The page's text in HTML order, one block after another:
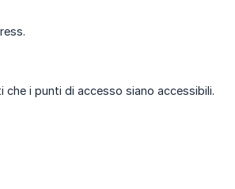
i punti di accesso siano accessibili.